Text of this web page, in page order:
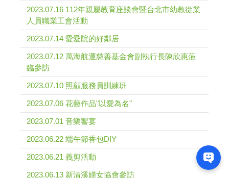
2023.07.16 112年親屬教育座談會暨台北市幼教從業
人員職業工會活動
2023.07.14 愛愛院的好鄰居
2023.07.12 萬海航運慈善基金會副執行長陳欣惠蒞
臨參訪
2023.07.10 照顧服務員訓練班
2023.07.06 花藝作品"以愛為名"
2023.07.01 音樂饗宴
2023.06.22 端午節香包DIY
2023.06.21 義剪活動
2023.06.13 新清溪婦女協會參訪